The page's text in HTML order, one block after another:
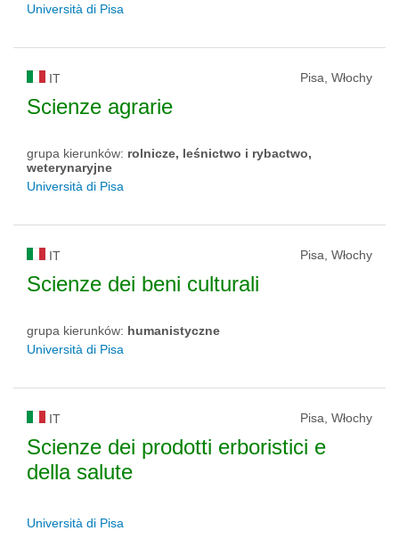
Università di Pisa
IT Pisa, Włochy
Scienze agrarie
grupa kierunków: rolnicze, leśnictwo i rybactwo,
weterynaryjne
Università di Pisa
IT Pisa, Włochy
Scienze dei beni culturali
grupa kierunków: humanistyczne
Università di Pisa
IT Pisa, Włochy
Scienze dei prodotti erboristici e
della salute
Università di Pisa